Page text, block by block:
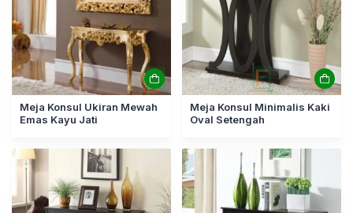
Meja Konsul Ukiran Mewah
Emas Kayu Jati
Meja Konsul Minimalis Kaki
Oval Setengah